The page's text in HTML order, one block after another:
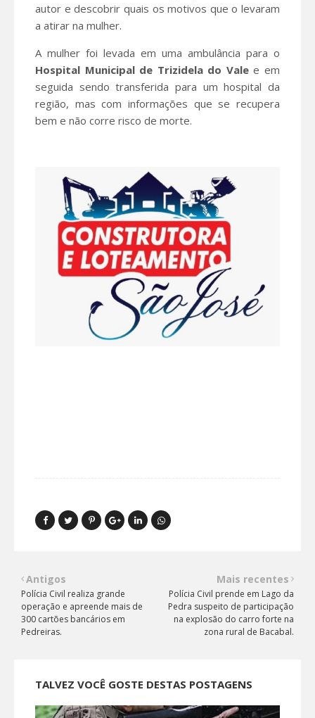
autor e descobrir quais os motivos que o levaram
a atirar na mulher.
A mulher foi levada em uma ambulância para o
Hospital Municipal de Trizidela do Valee em
seguida sendo transferida para um hospital da
região, mas com informações que se recupera
bem e não corre risco de morte.
Mais recentes
Polícia Civil prende em Lago da
Pedra suspeito de participação
na explosão do carro forte na
zona rural de Bacabal.
Antigos
Polícia Civil realiza grande
operação e apreende mais de
300 cartões bancários em
Pedreiras.
TALVEZ VOCÊ GOSTE DESTAS POSTAGENS